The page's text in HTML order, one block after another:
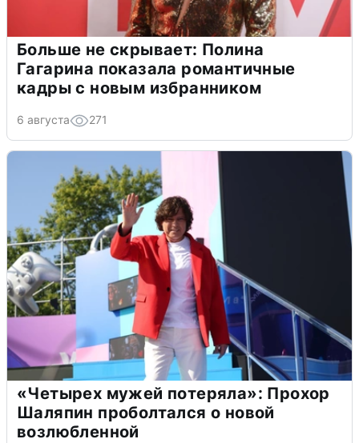
Больше не скрывает: Полина
Гагарина показала романтичные
кадры с новым избранником
6 августа 271
«Четырех мужей потеряла»: Прохор
Шаляпин проболтался о новой
возлюбленной